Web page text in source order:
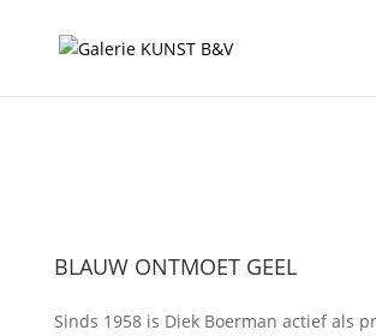
BLAUW ONTMOET GEEL
Sinds 1958 is Diek Boerman actief als